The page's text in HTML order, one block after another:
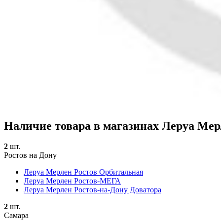
Наличие товара в магазинах Леруа
2 шт.
Ростов на Дону
Леруа Мерлен Ростов Орбитальная
Леруа Мерлен Ростов-МЕГА
Леруа Мерлен Ростов-на-Дону Доватора
2 шт.
Самара